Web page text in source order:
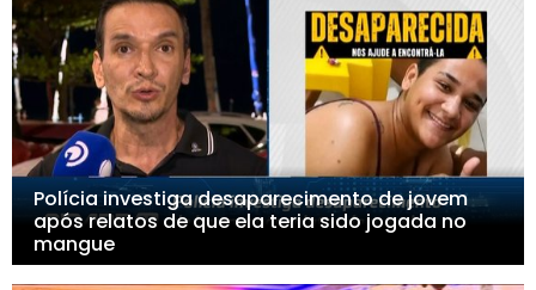
Polícia investiga desaparecimento de jovem
após relatos de que ela teria sido jogada no
mangue